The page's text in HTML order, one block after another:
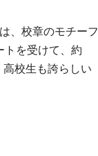
、校章のモチーフ
を受けて、約
校生も誇らしい